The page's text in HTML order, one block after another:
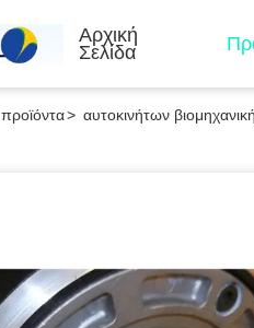
Αρχική
Σελίδα
προϊόντα> αυτοκινήτων